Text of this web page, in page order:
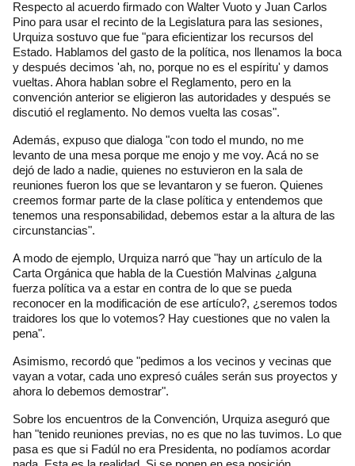
Respecto al acuerdo firmado con Walter Vuoto y Juan Carlos
Pino para usar el recinto de la Legislatura para las sesiones,
Urquiza sostuvo que fue "para eficientizar los recursos del
Estado. Hablamos del gasto de la política, nos llenamos la boca
y después decimos 'ah, no, porque no es el espíritu' y damos
vueltas. Ahora hablan sobre el Reglamento, pero en la
convención anterior se eligieron las autoridades y después se
discutió el reglamento. No demos vuelta las cosas".
Además, expuso que dialoga "con todo el mundo, no me
levanto de una mesa porque me enojo y me voy. Acá no se
dejó de lado a nadie, quienes no estuvieron en la sala de
reuniones fueron los que se levantaron y se fueron. Quienes
creemos formar parte de la clase política y entendemos que
tenemos una responsabilidad, debemos estar a la altura de las
circunstancias".
A modo de ejemplo, Urquiza narró que "hay un artículo de la
Carta Orgánica que habla de la Cuestión Malvinas ¿alguna
fuerza política va a estar en contra de lo que se pueda
reconocer en la modificación de ese artículo?, ¿seremos todos
traidores los que lo votemos? Hay cuestiones que no valen la
pena".
Asimismo, recordó que "pedimos a los vecinos y vecinas que
vayan a votar, cada uno expresó cuáles serán sus proyectos y
ahora lo debemos demostrar".
Sobre los encuentros de la Convención, Urquiza aseguró que
han "tenido reuniones previas, no es que no las tuvimos. Lo que
pasa es que si Fadúl no era Presidenta, no podíamos acordar